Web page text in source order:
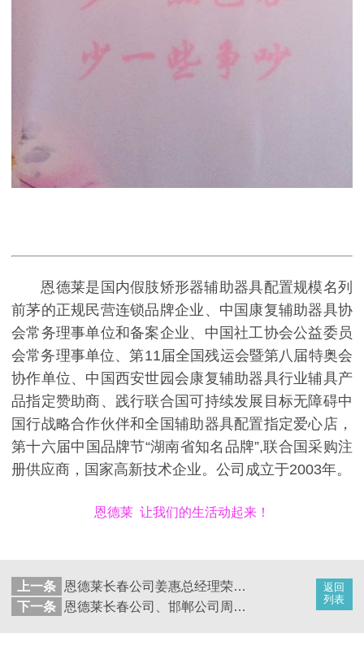
恩德莱是国内假肢矫形器辅助器具配置规模名列
前茅的正规民营连锁品牌企业、中国康复辅助器具协
会常务理事单位和备案企业、中国社工协会公益委员
会常务理事单位、第11届全国残运会暨第八届特奥会
协作单位、中国西安世园会康复辅助器具行业辅具产
品指定赞助商、践行联合国可持续发展目标无障碍中
国行战略合作伙伴和全国辅助器具配置指定爱心店，
第十六届中国品牌节“湖南省知名品牌”,联合国采购注
册供应商，国家高新技术企业。公司成立于2003年。
恩德莱 让我们的生活动起来！
返回
列表
上一条
恩德莱长春公司姜惠总经理荣获[[功劳牌]]牌匾
下一条
恩德莱长春公司、邯郸公司周年庆